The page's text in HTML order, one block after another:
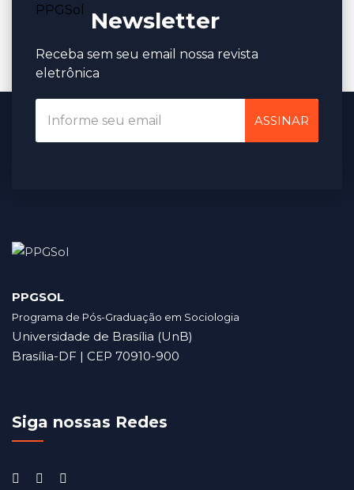
Newsletter
Receba sem seu email nossa revista
eletrônica
ASSINAR
PPGSOL
Programa de Pós-Graduação em Sociologia
Universidade de Brasília (UnB)
Brasília-DF | CEP 70910-900
Siga nossas Redes